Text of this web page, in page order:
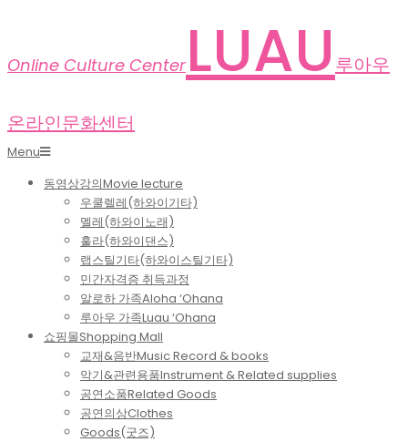
Online Culture Center LUAU 루아우
온라인문화센터
Primary
Menu
Menu
동영상강의Movie lecture
우쿨렐레(하와이기타)
멜레(하와이노래)
훌라(하와이댄스)
랩스틸기타(하와이스틸기타)
민간자격증 취득과정
알로하 가족Aloha ‘Ohana
루아우 가족Luau ‘Ohana
쇼핑몰Shopping Mall
교재&음반Music Record & books
악기&관련용품Instrument & Related supplies
공연소품Related Goods
공연의상Clothes
Goods(굿즈)